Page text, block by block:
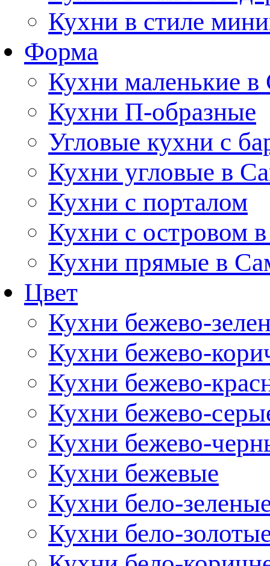
Кухни в стиле
Форма
Кухни маленькие в
Кухни П-образные
Угловые кухни с
Кухни угловые в
Кухни с порталом
Кухни с островом
Кухни прямые в
Цвет
Кухни бежево-
Кухни бежево-
Кухни бежево-
Кухни бежево-
Кухни бежево-
Кухни бежевые
Кухни бело-
Кухни бело-